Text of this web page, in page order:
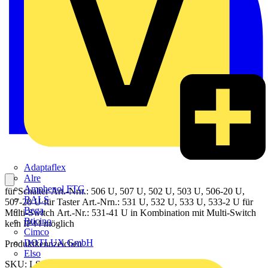
Adaptaflex
Alre
Amphenol FTG
BALS
Bega
Bticino
Cimco
DOTLUX GmbH
Elso
für Schalter Art.-Nrn.: 506 U, 507 U, 502 U, 503 U, 506-20 U,
507-20 U für Taster Art.-Nrn.: 531 U, 532 U, 533 U, 533-2 U für
Multi-Switch Art.-Nr.: 531-41 U in Kombination mit Multi-Switch
kein IP44 möglich
Produktkennzeichen
SKU: LS990NAWW